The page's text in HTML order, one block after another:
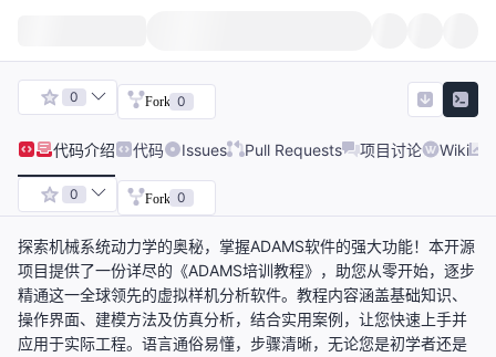
0 Fork 0
代码介绍 代码 Issues Pull Requests 项目讨论 Wiki
0 Fork 0
探索机械系统动力学的奥秘，掌握ADAMS软件的强大功能！本开源
项目提供了一份详尽的《ADAMS培训教程》，助您从零开始，逐步
精通这一全球领先的虚拟样机分析软件。教程内容涵盖基础知识、
操作界面、建模方法及仿真分析，结合实用案例，让您快速上手并
应用于实际工程。语言通俗易懂，步骤清晰，无论您是初学者还是